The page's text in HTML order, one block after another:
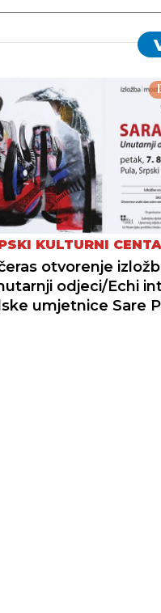
KULTURNI
otvorenje
odjeci/Echi
umjetnice Sare